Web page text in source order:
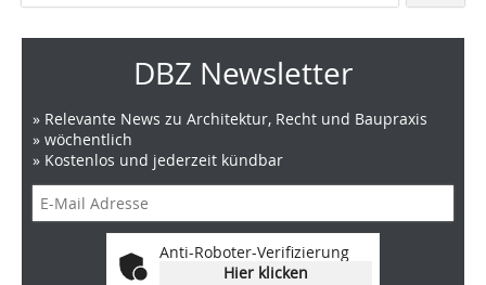
DBZ Newsletter
» Relevante News zu Architektur, Recht und Baupraxis
» wöchentlich
» Kostenlos und jederzeit kündbar
Anti-Roboter-Verifizierung
Hier klicken